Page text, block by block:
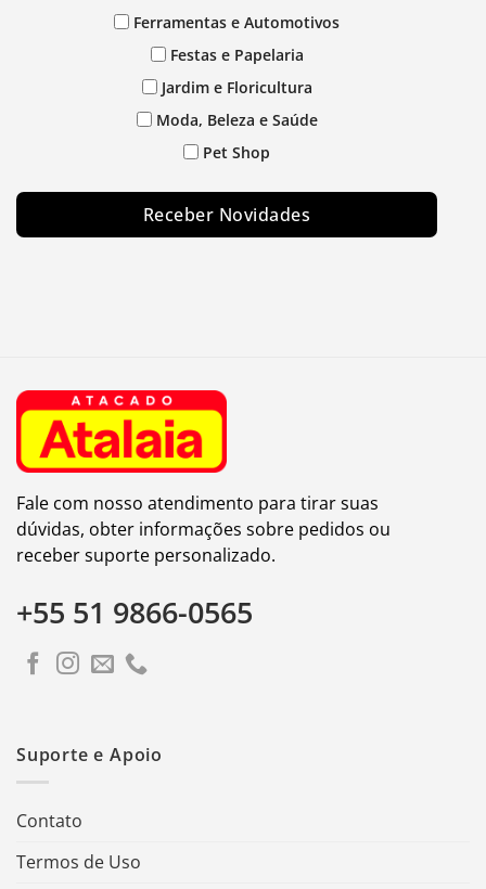
Ferramentas e Automotivos
Festas e Papelaria
Jardim e Floricultura
Moda, Beleza e Saúde
Pet Shop
Receber Novidades
Fale com nosso atendimento para tirar suas
dúvidas, obter informações sobre pedidos ou
receber suporte personalizado.
+55 51 9866-0565
Suporte e Apoio
Contato
Termos de Uso